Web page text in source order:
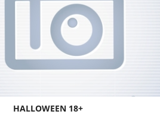
HALLOWEEN 18+